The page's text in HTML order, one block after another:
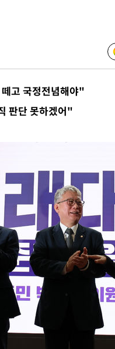
40도
정본부장 기소
축구협회
대 공대 교수…이병
계 절차 개시
전 2개월 10.3만개
실업률은 4.1%로
운드·남쪽 아웃바
염경보로 하향
개 면 특별재난지역
계급 임용…희망지 못
은 비[내일날씨]
메모리 수요 선제 대
란VC 입단
구 '5승 2무'
마감
에 마쳐
첫 40도
고 국정전념해야"
판단 못하겠어"